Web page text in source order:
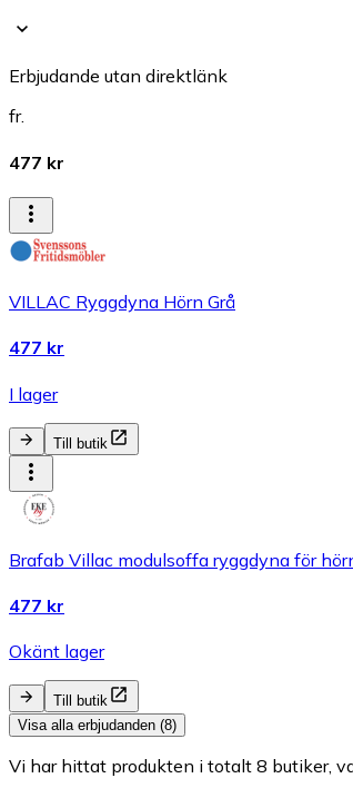
Erbjudande utan direktlänk
fr.
477 kr
VILLAC Ryggdyna Hörn Grå
477 kr
I lager
Till butik
Brafab Villac modulsoffa ryggdyna för
477 kr
Okänt lager
Till butik
Visa alla erbjudanden (8)
Vi har hittat produkten i totalt 8 butiker,